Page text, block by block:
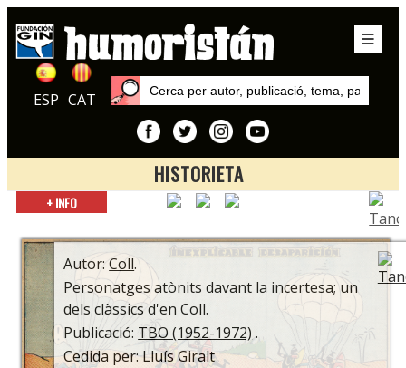
ESP CAT
HISTORIETA
Inici
Coll
+ INFO
Autor:Coll.
Personatges atònits davant la incertesa; un
dels clàssics d'en Coll.
Publicació: TBO (1952-1972) .
Cedida per: Lluís Giralt